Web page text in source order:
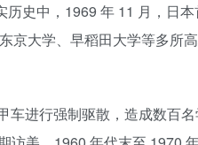
史中，1969 年 11 月，日
京大学、早稻田大学等多所
车进行强制驱散，造成数百